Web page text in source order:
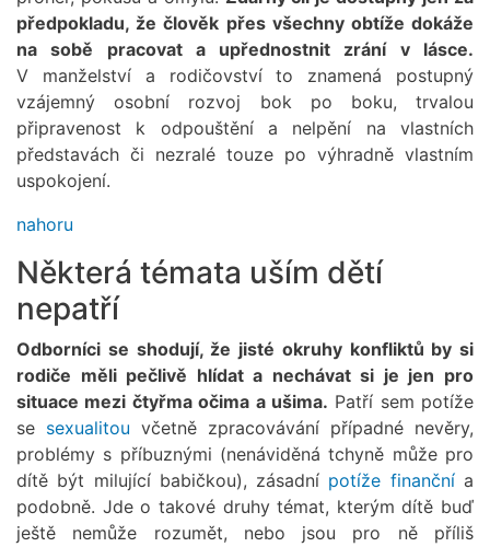
předpokladu, že člověk přes všechny obtíže dokáže
na sobě pracovat a upřednostnit zrání v lásce.
V manželství a rodičovství to znamená postupný
vzájemný osobní rozvoj bok po boku, trvalou
připravenost k odpouštění a nelpění na vlastních
představách či nezralé touze po výhradně vlastním
uspokojení.
nahoru
Některá témata uším dětí
nepatří
Odborníci se shodují, že jisté okruhy konfliktů by si
rodiče měli pečlivě hlídat a nechávat si je jen pro
situace mezi čtyřma očima a ušima. Patří sem potíže
se sexualitou včetně zpracovávání případné nevěry,
problémy s příbuznými (nenáviděná tchyně může pro
dítě být milující babičkou), zásadní potíže finančnía
podobně. Jde o takové druhy témat, kterým dítě buď
ještě nemůže rozumět, nebo jsou pro ně příliš